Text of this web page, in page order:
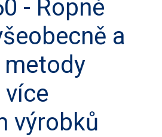
- Ropné
a
výrobků